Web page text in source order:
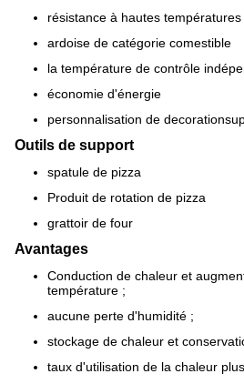
résistance à hautes températures
ardoise de catégorie comestible
la température de contrôle
économie d'énergie
personnalisation de
Outils de support
spatule de pizza
Produit de rotation de pizza
grattoir de four
Avantages
Conduction de chaleur et
température ;
aucune perte d'humidité ;
stockage de chaleur et
taux d'utilisation de la chaleur